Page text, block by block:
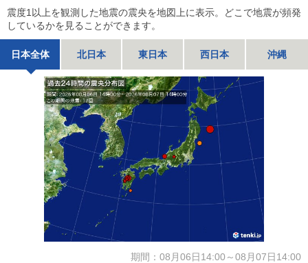
震度1以上を観測した地震の震央を地図上に表示。どこで地震が頻発
しているかを見ることができます。
日本全体 北日本 東日本 西日本 沖縄
期間：08月06日14:00～08月07日14:00